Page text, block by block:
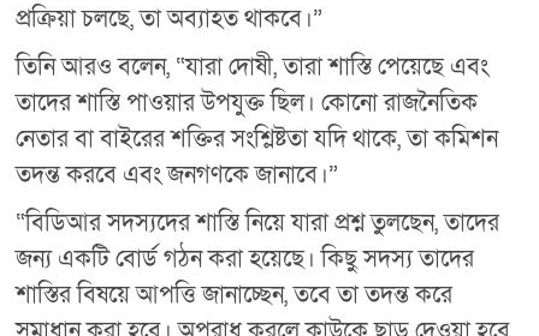
প্রক্রিয়া চলছে, তা অব্যাহত থাকবে।”
তিনি আরও বলেন, “যারা দোষী, তারা শাস্তি পেয়েছে এবং
তাদের শাস্তি পাওয়ার উপযুক্ত ছিল। কোনো রাজনৈতিক
নেতার বা বাইরের শক্তির সংশ্লিষ্টতা যদি থাকে, তা কমিশন
তদন্ত করবে এবং জনগণকে জানাবে।”
“বিডিআর সদস্যদের শাস্তি নিয়ে যারা প্রশ্ন তুলছেন, তাদের
জন্য একটি বোর্ড গঠন করা হয়েছে। কিছু সদস্য তাদের
শাস্তির বিষয়ে আপত্তি জানাচ্ছেন, তবে তা তদন্ত করে